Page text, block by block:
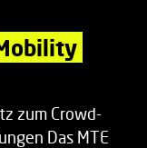
zum Crowd-
Das MTE